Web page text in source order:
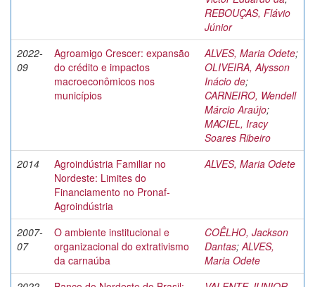
REBOUÇAS, Flávio
Júnior
2022-
09
Agroamigo Crescer: expansão
do crédito e impactos
macroeconômicos nos
municípios
ALVES, Maria Odete;
OLIVEIRA, Alysson
Inácio de;
CARNEIRO, Wendell
Márcio Araújo;
MACIEL, Iracy
Soares Ribeiro
2014
Agroindústria Familiar no
Nordeste: Limites do
Financiamento no Pronaf-
Agroindústria
ALVES, Maria Odete
2007-
07
O ambiente institucional e
organizacional do extrativismo
da carnaúba
COÊLHO, Jackson
Dantas;ALVES,
Maria Odete